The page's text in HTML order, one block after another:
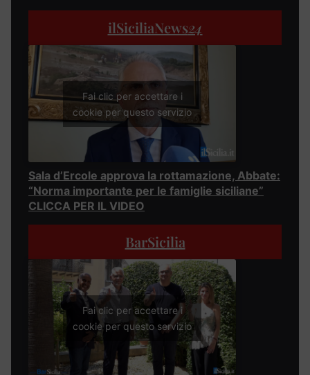
ilSiciliaNews24
Fai clic per accettare i
cookie per questo servizio
Sala d’Ercole approva la rottamazione, Abbate:
“Norma importante per le famiglie siciliane”
CLICCA PER IL VIDEO
BarSicilia
Fai clic per accettare i
cookie per questo servizio